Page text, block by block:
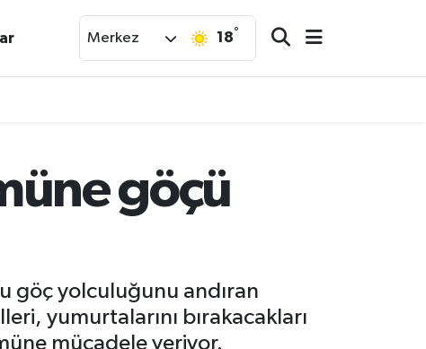
Merkez 18°
göçü
göç yolculuğunu andıran
yumurtalarını bırakacakları
mücadele veriyor.